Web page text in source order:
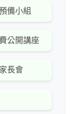
備小組
公開講座
長會